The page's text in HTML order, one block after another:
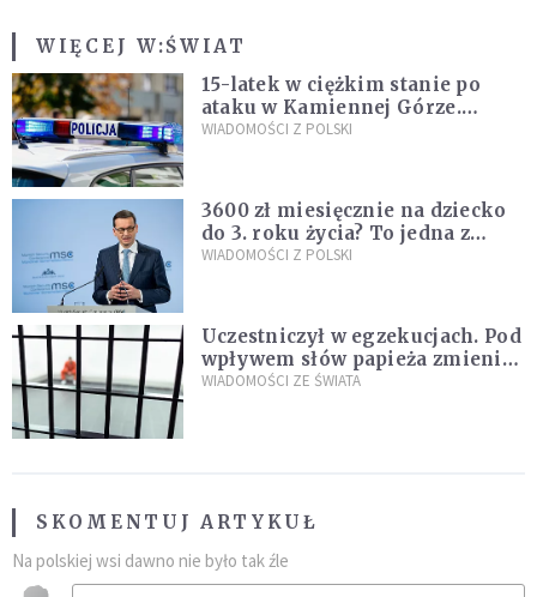
WIĘCEJ W:ŚWIAT
15-latek w ciężkim stanie po
ataku w Kamiennej Górze.
Policja zatrzymała dwóch
WIADOMOŚCI Z POLSKI
3600 zł miesięcznie na dziecko
do 3. roku życia? To jedna z
propozycji programu "Rozwój
WIADOMOŚCI Z POLSKI
Uczestniczył w egzekucjach. Pod
wpływem słów papieża zmienił
zdanie
WIADOMOŚCI ZE ŚWIATA
SKOMENTUJ ARTYKUŁ
Na polskiej wsi dawno nie było tak źle